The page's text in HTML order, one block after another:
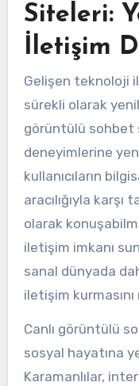
Siteleri:
İletişim
Gelişen teknoloji
sürekli olarak
görüntülü sohbet
deneyimlerine
kullanıcıların
aracılığıyla
olarak
iletişim imkanı
sanal dünyada
iletişim kurmasını
Canlı görüntülü
sosyal hayatına
Karamanlılar,